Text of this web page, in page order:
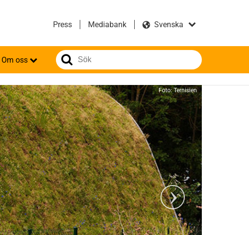
Press Mediabank
Om oss
Foto: Ternisien